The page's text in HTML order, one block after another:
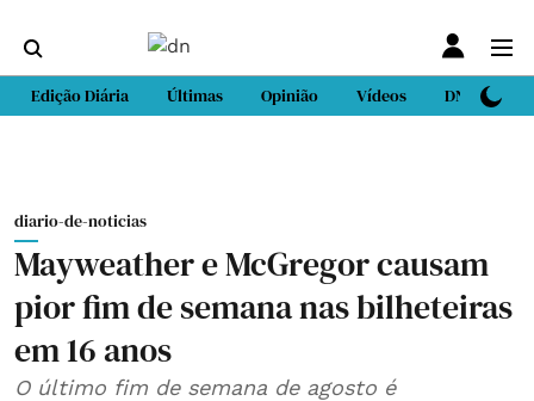
Edição Diária Últimas Opinião Vídeos DN Sport
diario-de-noticias
Mayweather e McGregor causam
pior fim de semana nas bilheteiras
em 16 anos
O último fim de semana de agosto é